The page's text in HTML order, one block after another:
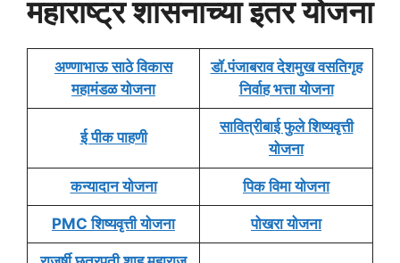
महाराष्ट्र शासनाच्या इतर योजना
अण्णाभाऊ साठे विकास
महामंडळ योजना
डॉ.पंजाबराव देशमुख वसतिगृह
निर्वाह भत्ता योजना
ई पीक पाहणी
सावित्रीबाई फुले शिष्यवृत्ती
योजना
कन्यादान योजना पिक विमा योजना
PMC शिष्यवृत्ती योजना पोखरा योजना